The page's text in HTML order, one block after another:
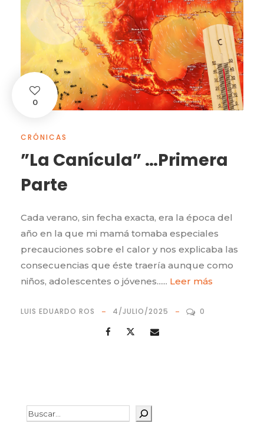
0
CRÓNICAS
”La Canícula” …Primera
Parte
Cada verano, sin fecha exacta, era la época del
año en la que mi mamá tomaba especiales
precauciones sobre el calor y nos explicaba las
consecuencias que éste traería aunque como
niños, adolescentes o jóvenes...... Leer más
LUIS EDUARDO ROS 4/JULIO/2025 0
Buscar